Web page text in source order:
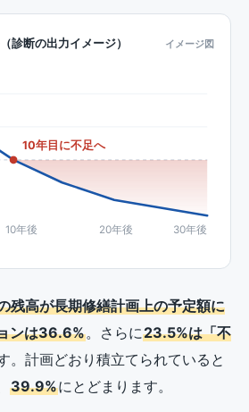
診断の出力イメージ） イメージ図
10年目に不足へ
10年後 20年後 30年後
残高が長期修繕計画上の予定額に
ンは36.6%。さらに23.5%は「不
。計画どおり積立てられていると
39.9%にとどまります。